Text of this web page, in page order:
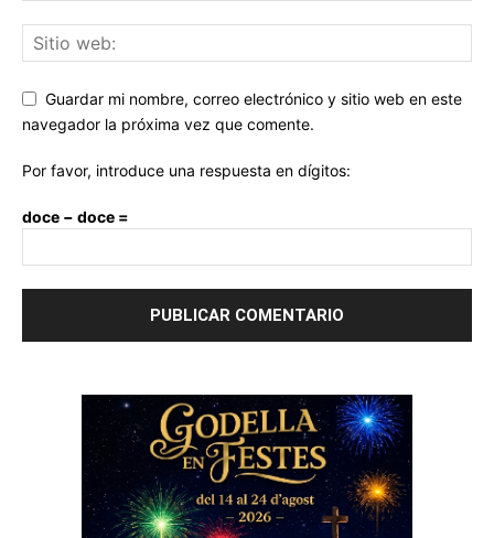
Guardar mi nombre, correo electrónico y sitio web en este
navegador la próxima vez que comente.
Por favor, introduce una respuesta en dígitos:
doce − doce =